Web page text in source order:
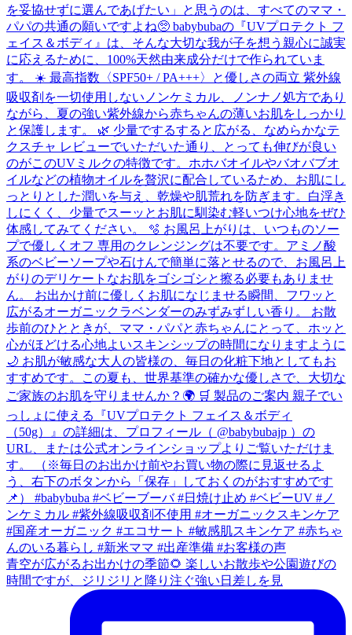
青空が広がるお出かけの季節🌻 楽しいお散歩や公園遊びの
時間ですが、ジリジリと降り注ぐ強い日差しを見